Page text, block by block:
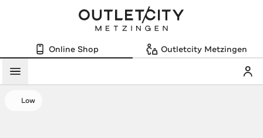
Online Shop Outletcity Metzingen
Menü
Low